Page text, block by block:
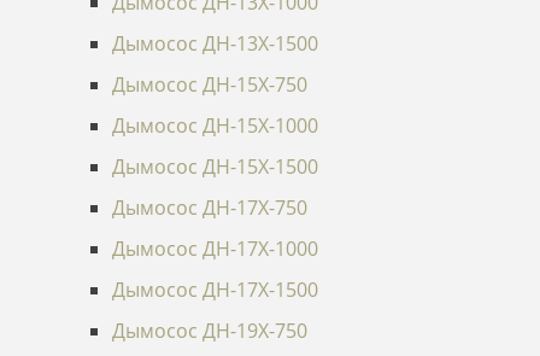
Дымосос ДН-13Х-1500
Дымосос ДН-15Х-750
Дымосос ДН-15Х-1000
Дымосос ДН-15Х-1500
Дымосос ДН-17Х-750
Дымосос ДН-17Х-1000
Дымосос ДН-17Х-1500
Дымосос ДН-19Х-750